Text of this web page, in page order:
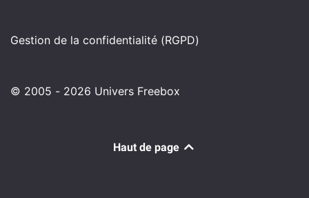
Gestion de la confidentialité (RGPD)
© 2005 - 2026 Univers Freebox
Haut de page